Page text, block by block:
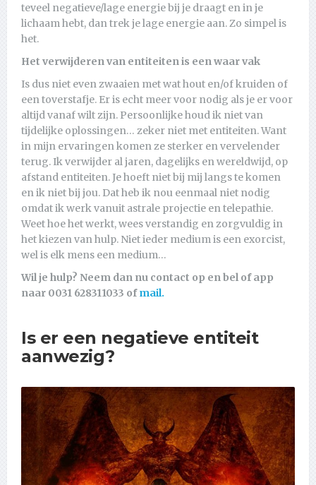
teveel negatieve/lage energie bij je draagt en in je
lichaam hebt, dan trek je lage energie aan. Zo simpel is
het.
Het verwijderen van entiteiten is een waar vak
Is dus niet even zwaaien met wat hout en/of kruiden of
een toverstafje. Er is echt meer voor nodig als je er voor
altijd vanaf wilt zijn. Persoonlijke houd ik niet van
tijdelijke oplossingen… zeker niet met entiteiten. Want
in mijn ervaringen komen ze sterker en vervelender
terug. Ik verwijder al jaren, dagelijks en wereldwijd, op
afstand entiteiten. Je hoeft niet bij mij langs te komen
en ik niet bij jou. Dat heb ik nou eenmaal niet nodig
omdat ik werk vanuit astrale projectie en telepathie.
Weet hoe het werkt, wees verstandig en zorgvuldig in
het kiezen van hulp. Niet ieder medium is een exorcist,
wel is elk mens een medium…
Wil je hulp? Neem dan nu contact op en bel of app
naar 0031 628311033 ofmail.
Is er een negatieve entiteit
aanwezig?